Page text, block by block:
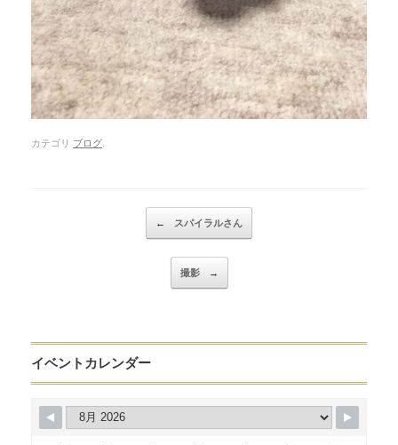
カテゴリ ブログ.
← スパイラルさん
撮影 →
イベントカレンダー